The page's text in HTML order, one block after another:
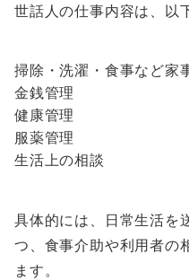
世話人の仕事内容は、以
掃除・洗濯・食事など家
金銭管理
健康管理
服薬管理
生活上の相談
具体的には、日常生活を
つ、食事介助や利用者の
ます。